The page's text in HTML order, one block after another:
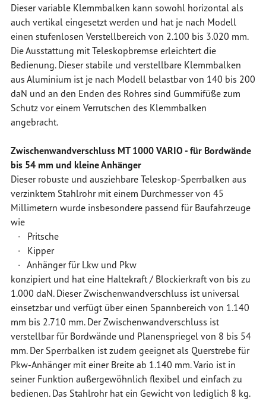
Dieser variable Klemmbalken kann sowohl horizontal als
auch vertikal eingesetzt werden und hat je nach Modell
einen stufenlosen Verstellbereich von 2.100 bis 3.020 mm.
Die Ausstattung mit Teleskopbremse erleichtert die
Bedienung. Dieser stabile und verstellbare Klemmbalken
aus Aluminium ist je nach Modell belastbar von 140 bis 200
daN und an den Enden des Rohres sind Gummifüße zum
Schutz vor einem Verrutschen des Klemmbalken
angebracht.
Zwischenwandverschluss MT 1000 VARIO - für Bordwände
bis 54 mm und kleine Anhänger
Dieser robuste und ausziehbare Teleskop-Sperrbalken aus
verzinktem Stahlrohr mit einem Durchmesser von 45
Millimetern wurde insbesondere passend für Baufahrzeuge
wie
· Pritsche
· Kipper
· Anhänger für Lkw und Pkw
konzipiert und hat eine Haltekraft / Blockierkraft von bis zu
1.000 daN. Dieser Zwischenwandverschluss ist universal
einsetzbar und verfügt über einen Spannbereich von 1.140
mm bis 2.710 mm. Der Zwischenwandverschluss ist
verstellbar für Bordwände und Planenspriegel von 8 bis 54
mm. Der Sperrbalken ist zudem geeignet als Querstrebe für
Pkw-Anhänger mit einer Breite ab 1.140 mm. Vario ist in
seiner Funktion außergewöhnlich flexibel und einfach zu
bedienen. Das Stahlrohr hat ein Gewicht von lediglich 8 kg.